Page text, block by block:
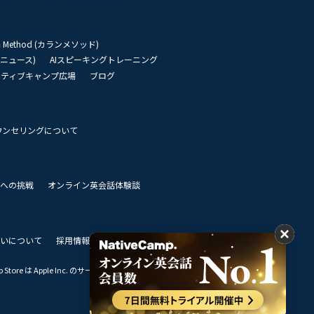
Method (カランメソッド)
ュース)
AIスピーキングトレーニング
ィブキャンプ広場
ブログ
ンセリングについて
の挑戦
オンライン英会話体験談
について 採用情報 私達のビジョン
は Apple Inc. のサービスマークです。